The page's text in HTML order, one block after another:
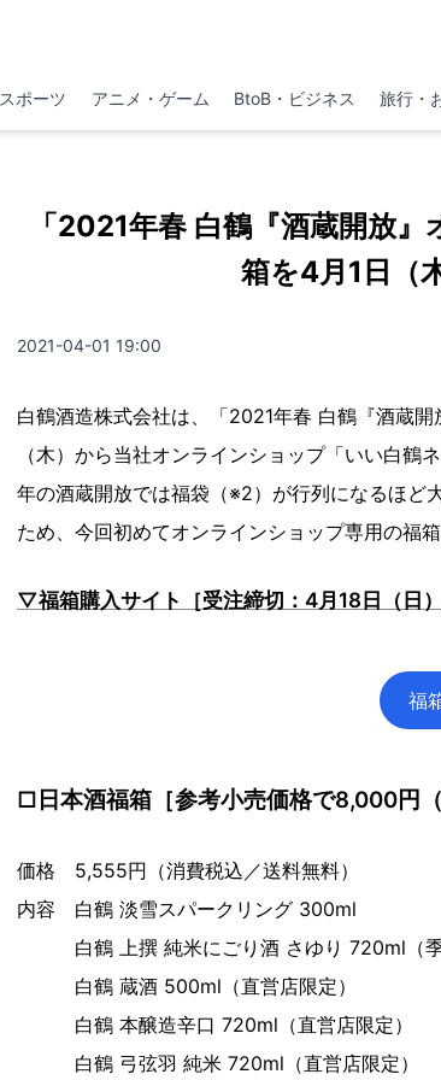
スポーツ アニメ・ゲーム BtoB・ビジネス 旅行・
「2021年春 白鶴『酒蔵開放
箱を4月1日（
2021-04-01 19:00
白鶴酒造株式会社は、「2021年春 白鶴『酒蔵
（木）から当社オンラインショップ「いい白
年の酒蔵開放では福袋（※2）が行列になるほど
ため、今回初めてオンラインショップ専用の福箱
▽福箱購入サイト［受注締切：4月18日（日
福
□日本酒福箱［参考小売価格で8,000円（
価格 5,555円（消費税込／送料無料）
内容 白鶴 淡雪スパークリング 300ml
白鶴 上撰 純米にごり酒 さゆり 720ml（季
白鶴 蔵酒 500ml（直営店限定）
白鶴 本醸造辛口 720ml（直営店限定）
白鶴 弓弦羽 純米 720ml（直営店限定）